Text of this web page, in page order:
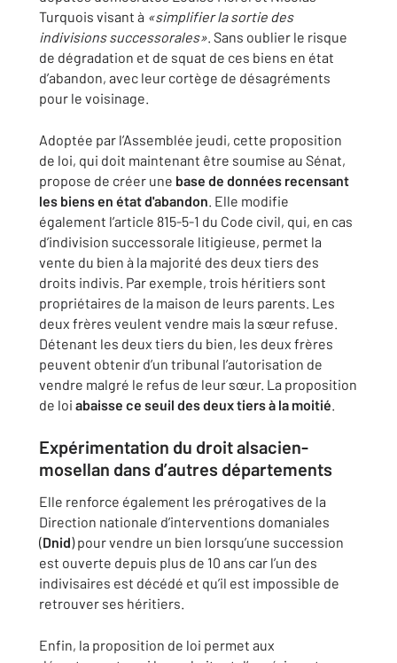
Turquois visant à «simplifier la sortie des
indivisions successorales». Sans oublier le risque
de dégradation et de squat de ces biens en état
d’abandon, avec leur cortège de désagréments
pour le voisinage.
Adoptée par l’Assemblée jeudi, cette proposition
de loi, qui doit maintenant être soumise au Sénat,
propose de créer une base de données recensant
les biens en état d'abandon. Elle modifie
également l’article 815-5-1 du Code civil, qui, en cas
d’indivision successorale litigieuse, permet la
vente du bien à la majorité des deux tiers des
droits indivis. Par exemple, trois héritiers sont
propriétaires de la maison de leurs parents. Les
deux frères veulent vendre mais la sœur refuse.
Détenant les deux tiers du bien, les deux frères
peuvent obtenir d’un tribunal l’autorisation de
vendre malgré le refus de leur sœur. La proposition
de loi abaisse ce seuil des deux tiers à la moitié.
Expérimentation du droit alsacien-
mosellan dans d’autres départements
Elle renforce également les prérogatives de la
Direction nationale d’interventions domaniales
(Dnid) pour vendre un bien lorsqu’une succession
est ouverte depuis plus de 10 ans car l’un des
indivisaires est décédé et qu’il est impossible de
retrouver ses héritiers.
Enfin, la proposition de loi permet aux